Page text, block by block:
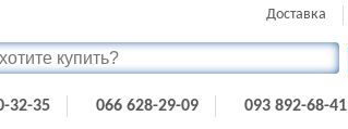
Доставка
32-35 066 628-29-09
093 892-68-41